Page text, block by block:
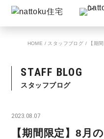
イベント
ショールーム
モデルハウス
HOME / スタッフブログ / 【期
STAFF BLOG
スタッフブログ
2023.08.07
【期間限定】8月